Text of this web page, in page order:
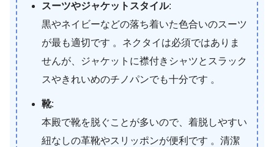
スーツやジャケットスタイル:
黒やネイビーなどの落ち着いた色合いのスーツ
が最も適切です 。ネクタイは必須ではありま
せんが、ジャケットに襟付きシャツとスラック
スやきれいめのチノパンでも十分です 。
靴:
本殿で靴を脱ぐことが多いので、着脱しやすい
紐なしの革靴やスリッポンが便利です 。清潔